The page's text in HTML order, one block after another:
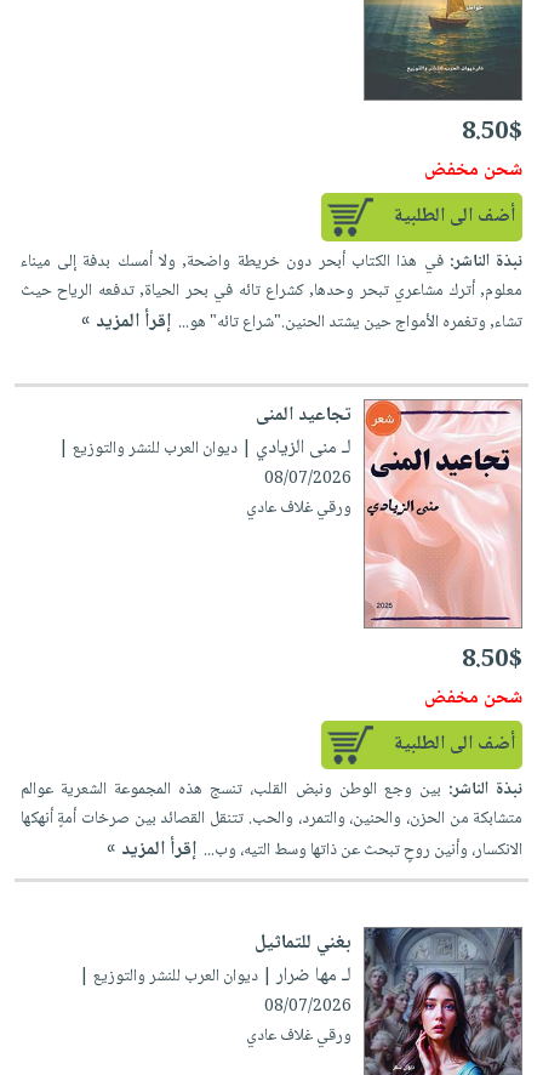
8.50$
شحن مخفض
أضف الى الطلبية
نبذة الناشر:في هذا الكتاب أبحر دون خريطة واضحة, ولا أمسك بدفة إلى ميناء
معلوم, أترك مشاعري تبحر وحدها, كشراع تائه في بحر الحياة, تدفعه الرياح حيث
تشاء, وتغمره الأمواج حين يشتد الحنين."شراع تائه" هو... إقرأ المزيد »
تجاعيد المنى
لـ منى الزيادي | ديوان العرب للنشر والتوزيع |
08/07/2026
ورقي غلاف عادي
8.50$
شحن مخفض
أضف الى الطلبية
نبذة الناشر: بين وجع الوطن ونبض القلب، تنسج هذه المجموعة الشعرية عوالم
متشابكة من الحزن، والحنين، والتمرد، والحب. تتنقل القصائد بين صرخات أمةٍ أنهكها
الانكسار، وأنين روحٍ تبحث عن ذاتها وسط التيه، وب... إقرأ المزيد »
بغني للتماثيل
لـ مها ضرار| ديوان العرب للنشر والتوزيع |
08/07/2026
ورقي غلاف عادي